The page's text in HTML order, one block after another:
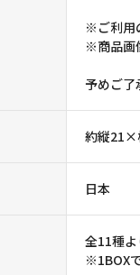
※ご利用
※商品画
予めご了
約縦21×
日本
全11種
※1BOX